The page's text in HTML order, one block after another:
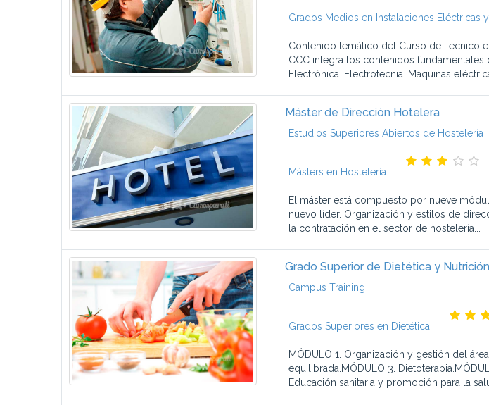
Grados Medios en Instalaciones Eléctricas
Contenido temático del Curso de Técnico
CCC integra los contenidos
Electrónica. Electrotecnia. Máquinas
Máster de Dirección Hotelera
Estudios Superiores Abiertos de Hostelería
Másters en Hostelería
El máster está compuesto por nueve
nuevo líder. Organización y estilos de
la contratación en el sector de hostelería...
Grado Superior de Dietética y
Campus Training
Grados Superiores en Dietética
MÓDULO 1. Organización y gestión del
equilibrada.MÓDULO 3.
Educación sanitaria y promoción para la